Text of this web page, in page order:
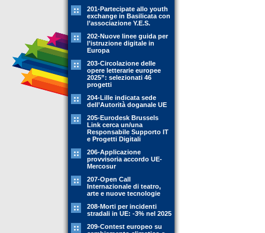
201-Partecipate allo youth
exchange in Basilicata con
l’associazione Y.E.S.
202-Nuove linee guida per
l’istruzione digitale in
Europa
203-Circolazione delle
opere letterarie europee
2025”: selezionati 46
progetti
204-Lille indicata sede
dell’Autorità doganale UE
205-Eurodesk Brussels
Link cerca un/una
Responsabile Supporto IT
e Progetti Digitali
206-Applicazione
provvisoria accordo UE-
Mercosur
207-Open Call
Internazionale di teatro,
arte e nuove tecnologie
208-Morti per incidenti
stradali in UE: -3% nel 2025
209-Contest europeo su